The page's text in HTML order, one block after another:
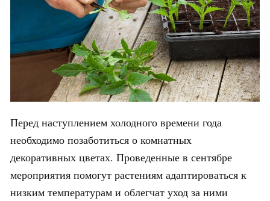
Перед наступлением холодного времени года
необходимо позаботиться о комнатных
декоративных цветах. Проведенные в сентябре
мероприятия помогут растениям адаптироваться к
низким температурам и облегчат уход за ними